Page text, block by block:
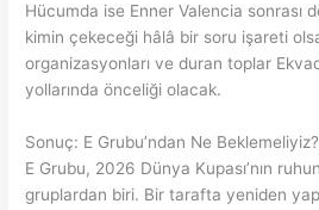
Hücumda ise Enner Valencia sonrası
kimin çekeceği hâlâ bir soru işareti
organizasyonları ve duran toplar
yollarında önceliği olacak.
Sonuç: E Grubu’ndan Ne Beklemeliyiz?
E Grubu, 2026 Dünya Kupası’nın
gruplardan biri. Bir tarafta yeniden